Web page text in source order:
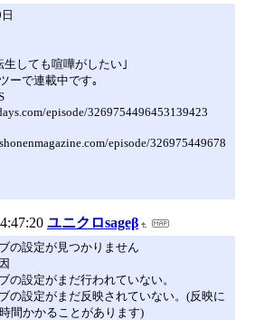
生しても喧嘩がしたい｣
ーで連載中です｡
episode/3269754496453139423
episode/326975449678
ユニクロsageβ
の設定が見つかりません
の設定がまだ行われていない。
の設定がまだ反映されていない。(反映に
間かかることがあります)